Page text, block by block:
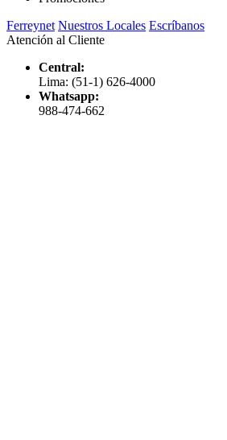
Ferreynet Nuestros Locales Escríbanos
Atención al Cliente
Central:
Lima: (51-1) 626-4000
Whatsapp:
988-474-662